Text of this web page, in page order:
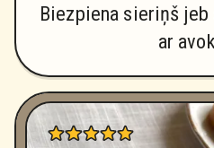
Biezpiena sieriņš
ar